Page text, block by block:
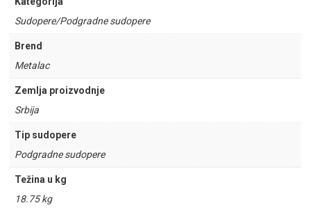
Sudopere/Podgradne sudopere
Brend
Metalac
Zemlja proizvodnje
Srbija
Tip sudopere
Podgradne sudopere
Težina u kg
18.75 kg